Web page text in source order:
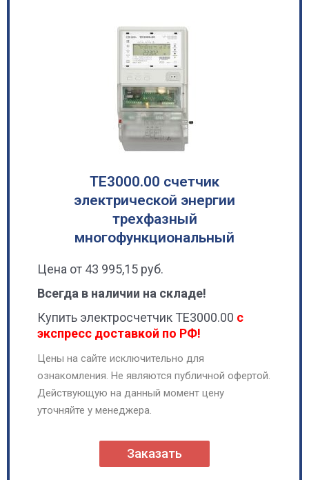
ТЕ3000.00 cчетчик
электрической энергии
трехфазный
многофункциональный
Цена от 43 995,15 руб.
Всегда в наличии на складе!
Купить электросчетчик ТЕ3000.00 с
экспресс доставкой по РФ!
Цены на сайте исключительно для
ознакомления. Не являются публичной офертой.
Действующую на данный момент цену
уточняйте у менеджера.
Заказать